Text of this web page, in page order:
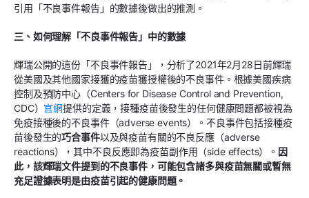
引用「不良事件報告」的數據後做出的推測。
三、如何理解「不良事件報告」中的數據
輝瑞公開的這份「不良事件報告」，分析了2021年2月28日前輝瑞
從美國及其他國家接獲的疫苗獲授權後的不良事件。根據美國疾病
控制及預防中心（Centers for Disease Control and Prevention,
CDC） 官網提供的定義，接種疫苗後發生的任何健康問題都被視為
免疫接種後的不良事件（adverse events）。不良事件包括接種疫
苗後發生的巧合事件以及與疫苗有關的不良反應（adverse
reactions），其中不良反應即為疫苗副作用（side effects）。 因
此，該輝瑞文件提到的不良事件，可能包含諸多與疫苗無關或暫無
充足證據表明是由疫苗引起的健康問題。